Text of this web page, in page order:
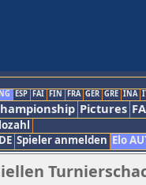
ESP FAI FIN FRA GER GRE INA
Pictures
Spieler anmelden Elo